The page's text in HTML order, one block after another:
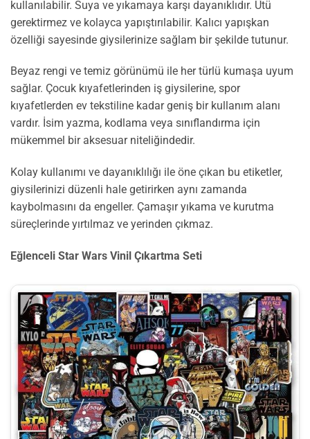
kullanılabilir. Suya ve yıkamaya karşı dayanıklıdır. Ütü
gerektirmez ve kolayca yapıştırılabilir. Kalıcı yapışkan
özelliği sayesinde giysilerinize sağlam bir şekilde tutunur.
Beyaz rengi ve temiz görünümü ile her türlü kumaşa uyum
sağlar. Çocuk kıyafetlerinden iş giysilerine, spor
kıyafetlerden ev tekstiline kadar geniş bir kullanım alanı
vardır. İsim yazma, kodlama veya sınıflandırma için
mükemmel bir aksesuar niteliğindedir.
Kolay kullanımı ve dayanıklılığı ile öne çıkan bu etiketler,
giysilerinizi düzenli hale getirirken aynı zamanda
kaybolmasını da engeller. Çamaşır yıkama ve kurutma
süreçlerinde yırtılmaz ve yerinden çıkmaz.
Eğlenceli Star Wars Vinil Çıkartma Seti